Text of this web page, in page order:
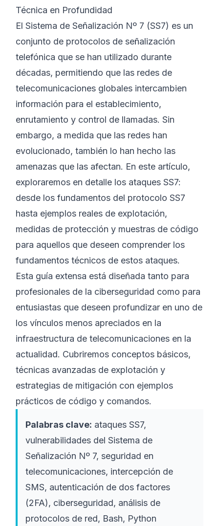
Técnica en Profundidad
El Sistema de Señalización Nº 7 (SS7) es un
conjunto de protocolos de señalización
telefónica que se han utilizado durante
décadas, permitiendo que las redes de
telecomunicaciones globales intercambien
información para el establecimiento,
enrutamiento y control de llamadas. Sin
embargo, a medida que las redes han
evolucionado, también lo han hecho las
amenazas que las afectan. En este artículo,
exploraremos en detalle los ataques SS7:
desde los fundamentos del protocolo SS7
hasta ejemplos reales de explotación,
medidas de protección y muestras de código
para aquellos que deseen comprender los
fundamentos técnicos de estos ataques.
Esta guía extensa está diseñada tanto para
profesionales de la ciberseguridad como para
entusiastas que deseen profundizar en uno de
los vínculos menos apreciados en la
infraestructura de telecomunicaciones en la
actualidad. Cubriremos conceptos básicos,
técnicas avanzadas de explotación y
estrategias de mitigación con ejemplos
prácticos de código y comandos.
Palabras clave: ataques SS7,
vulnerabilidades del Sistema de
Señalización Nº 7, seguridad en
telecomunicaciones, intercepción de
SMS, autenticación de dos factores
(2FA), ciberseguridad, análisis de
protocolos de red, Bash, Python